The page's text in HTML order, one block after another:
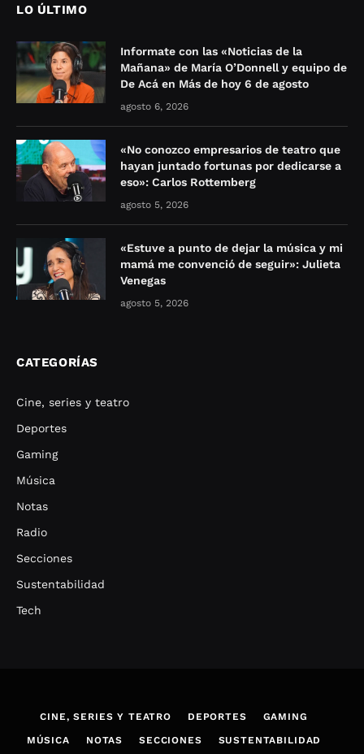
LO ÚLTIMO
Informate con las «Noticias de la
Mañana» de María O’Donnell y equipo de
De Acá en Más de hoy 6 de agosto
agosto 6, 2026
«No conozco empresarios de teatro que
hayan juntado fortunas por dedicarse a
eso»: Carlos Rottemberg
agosto 5, 2026
«Estuve a punto de dejar la música y mi
mamá me convenció de seguir»: Julieta
Venegas
agosto 5, 2026
CATEGORÍAS
Cine, series y teatro
Deportes
Gaming
Música
Notas
Radio
Secciones
Sustentabilidad
Tech
CINE, SERIES Y TEATRO DEPORTES GAMING
MÚSICA NOTAS SECCIONES SUSTENTABILIDAD